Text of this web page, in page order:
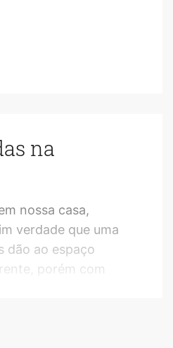
na
nossa casa,
verdade que uma
dão ao espaço
porém com